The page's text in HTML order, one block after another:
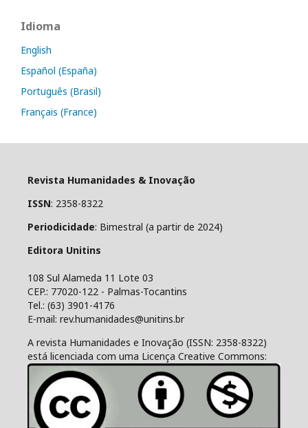
Idioma
English
Español (España)
Português (Brasil)
Français (France)
Revista Humanidades & Inovação
ISSN: 2358-8322
Periodicidade: Bimestral (a partir de 2024)
Editora Unitins
108 Sul Alameda 11 Lote 03
CEP.: 77020-122 - Palmas-Tocantins
Tel.: (63) 3901-4176
E-mail: rev.humanidades@unitins.br
A revista Humanidades e Inovação (ISSN: 2358-8322)
está licenciada com uma Licença Creative Commons: